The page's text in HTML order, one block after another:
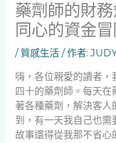
藥劑師的財
同心的資金
/ 質感生活/ 作者:
嗨，各位親愛的讀者，
四十的藥劑師。每天
著各種藥劑，解決客人
到，有一天我自己也需
故事還得從我那不省